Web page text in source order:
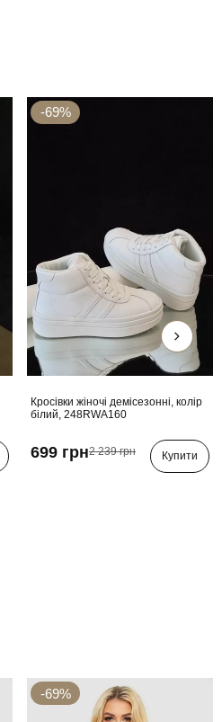
-69%
Кросівки жіночі демісезонні, колір
білий, 248RWA160
699 грн2 239 грн Купити
-69%